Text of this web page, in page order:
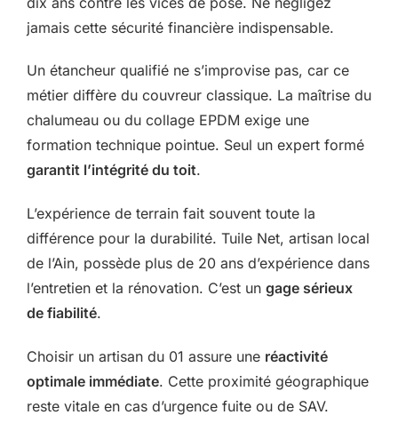
jamais cette sécurité financière indispensable.
Un étancheur qualifié ne s’improvise pas, car ce
métier diffère du couvreur classique. La maîtrise du
chalumeau ou du collage EPDM exige une
formation technique pointue. Seul un expert formé
garantit l’intégrité du toit.
L’expérience de terrain fait souvent toute la
différence pour la durabilité. Tuile Net, artisan local
de l’Ain, possède plus de 20 ans d’expérience dans
l’entretien et la rénovation. C’est un gage sérieux
de fiabilité.
Choisir un artisan du 01 assure une réactivité
optimale immédiate. Cette proximité géographique
reste vitale en cas d’urgence fuite ou de SAV.